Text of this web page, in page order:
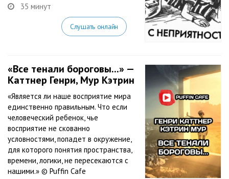
35 минут
Слушать онлайн
«Все тенали бороговы...» —
Каттнер Генри, Мур Кэтрин
«Является ли наше восприятие мира
единственно правильным. Что если
человеческий ребенок, чье
восприятие не скованно
условностями, попадет в окружение,
для которого понятия пространства,
времени, логики, не пересекаются с
нашими.» © Puffin Cafe